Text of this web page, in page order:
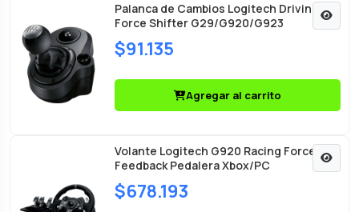
Palanca de Cambios Logitech Driving
Force Shifter G29/G920/G923
$91.135
Agregar al carrito
Volante Logitech G920 Racing Force
Feedback Pedalera Xbox/PC
$678.193